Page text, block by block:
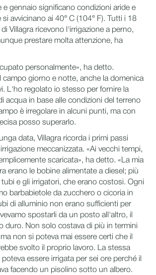
e gennaio significano condizioni aride e
avvicinano ai 40° C (104° F). Tutti i 18
Villagra ricevono l'irrigazione a perno,
prestare molta attenzione, ha
personalmente», ha detto.
campo giorno e notte, anche la domenica
L'ho regolato io stesso per fornire la
acqua in base alle condizioni del terreno
è irregolare in alcuni punti, ma con
posso superarlo.
data, Villagra ricorda i primi passi
meccanizzata. «Ai vecchi tempi,
scaricata», ha detto. «La mia
erano le bobine alimentate a diesel; più
e gli irrigatori, che erano costosi. Ogni
barbabietole da zucchero o cicoria in
di alluminio non erano sufficienti per
spostarli da un posto all'altro, il
duro. Non solo costava di più in termini
non si poteva mai essere certi che il
svolto il proprio lavoro. La stessa
essere irrigata per sei ore perché il
facendo un pisolino sotto un albero.